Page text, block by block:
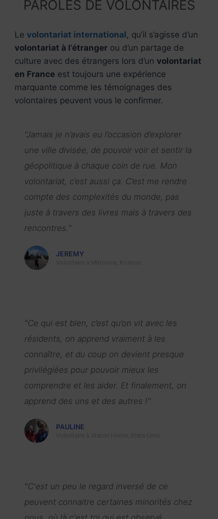
PAROLES DE VOLONTAIRES
Le volontariat international, qu’il s’agisse d’un
volontariat à l’étranger ou d’un partage de
culture avec des étrangers lors d’un volontariat
en France est toujours une expérience
marquante comme les témoignages des
volontaires peuvent vous le confirmer.
"Jamais je n’avais eu l’occasion d’explorer
une ville divisée, de pouvoir voir et sentir la
géopolitique à chaque coin de rue. Mon
volontariat, c’est aussi ça. C’est me rendre
compte des complexités du monde, pas
juste à travers des livres mais à travers des
rencontres."
JEREMY
"Ce qui est bien, c’est qu’on vit avec les
résidents, on apprend vraiment à les
connaître, et du coup on devient presque
privilégiées pour pouvoir mieux les
comprendre et les aider. Et finalement, on
apprend des uns et des autres !"
PAULINE
"C'est un peu le regard inversé de ce
peuvent connaitre certaines minorités chez